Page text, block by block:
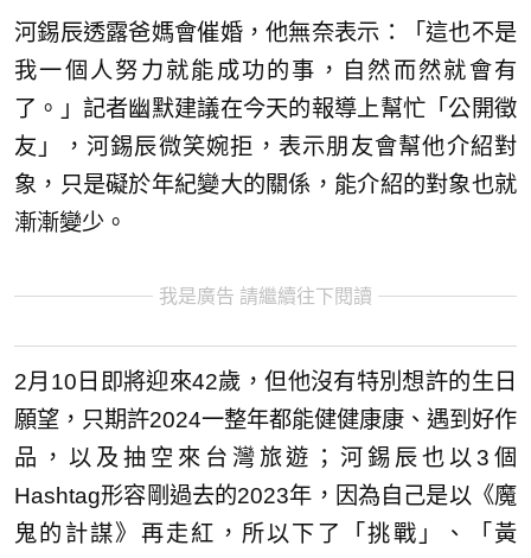
河錫辰透露爸媽會催婚，他無奈表示：「這也不是
我一個人努力就能成功的事，自然而然就會有
了。」記者幽默建議在今天的報導上幫忙「公開徵
友」，河錫辰微笑婉拒，表示朋友會幫他介紹對
象，只是礙於年紀變大的關係，能介紹的對象也就
漸漸變少。
我是廣告 請繼續往下閱讀
2月10日即將迎來42歲，但他沒有特別想許的生日
願望，只期許2024一整年都能健健康康、遇到好作
品，以及抽空來台灣旅遊；河錫辰也以3個
Hashtag形容剛過去的2023年，因為自己是以《魔
鬼的計謀》再走紅，所以下了「挑戰」、「黃